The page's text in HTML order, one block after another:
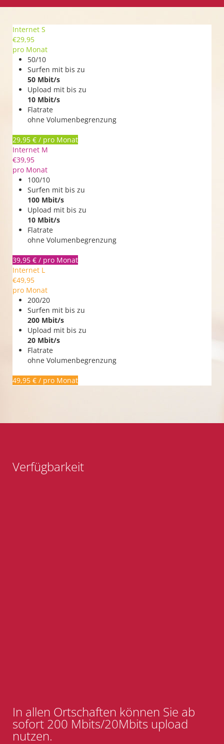
Internet S
€29,95
pro Monat
50/10
Surfen mit bis zu
50 Mbit/s
Upload mit bis zu
10 Mbit/s
Flatrate
ohne Volumenbegrenzung
29,95 € / pro Monat
Internet M
€39,95
pro Monat
100/10
Surfen mit bis zu
100 Mbit/s
Upload mit bis zu
10 Mbit/s
Flatrate
ohne Volumenbegrenzung
39,95 € / pro Monat
Internet L
€49,95
pro Monat
200/20
Surfen mit bis zu
200 Mbit/s
Upload mit bis zu
20 Mbit/s
Flatrate
ohne Volumenbegrenzung
49,95 € / pro Monat
Verfügbarkeit
In allen Ortschaften können Sie ab
sofort 200 Mbits/20Mbits upload
nutzen.